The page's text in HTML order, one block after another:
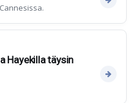
Hayekilla täysin